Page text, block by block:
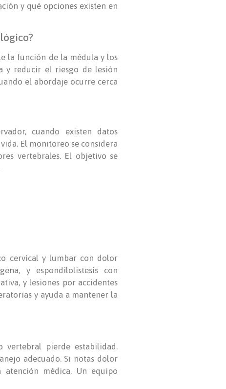
y qué opciones existen en
la función de la médula y los
y reducir el riesgo de lesión
el abordaje ocurre cerca
cuando existen datos
El monitoreo se considera
vertebrales. El objetivo se
cervical y lumbar con dolor
y espondilolistesis con
y lesiones por accidentes
y ayuda a mantener la
vertebral pierde estabilidad.
adecuado. Si notas dolor
médica. Un equipo